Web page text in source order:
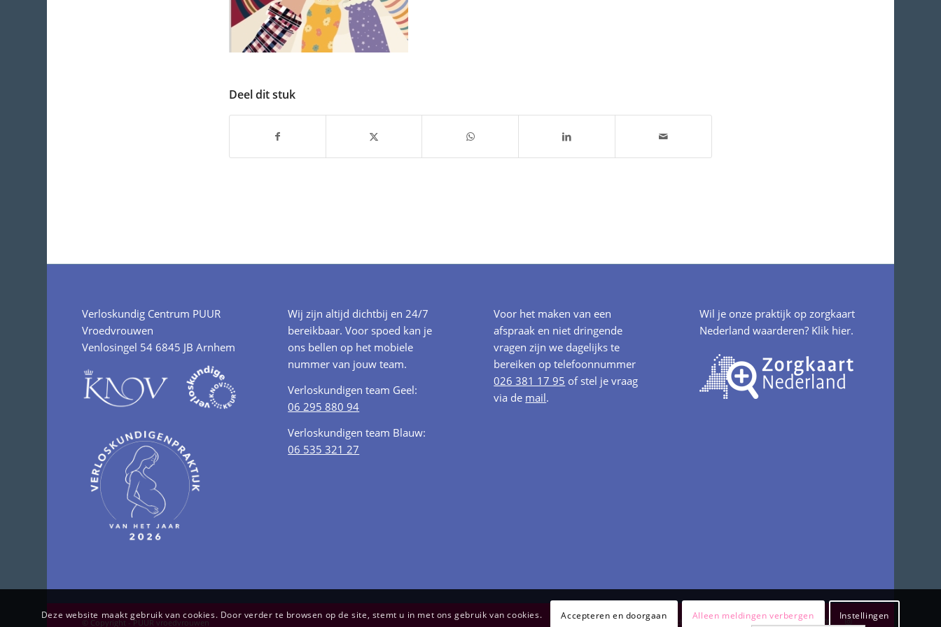
Deel dit stuk
Verloskundig Centrum PUUR
Vroedvrouwen
Venlosingel 54 6845 JB Arnhem
Wij zijn altijd dichtbij en 24/7
bereikbaar. Voor spoed kan je
ons bellen op het mobiele
nummer van jouw team.
Verloskundigen team Geel:
06 295 880 94
Verloskundigen team Blauw:
06 535 321 27
Voor het maken van een
afspraak en niet dringende
vragen zijn we dagelijks te
bereiken op telefoonnummer
026 381 17 95 of stel je vraag
via de mail.
Wil je onze praktijk op zorgkaart
Nederland waarderen? Klik hier.
© Copyright - PUUR vroedvrouwen Klachteninformatie Privacy
Deze website maakt gebruik van cookies. Door verder te browsen op de site, stemt u in met ons gebruik van cookies. Accepteren en doorgaan Alleen meldingen verbergen Instellingen